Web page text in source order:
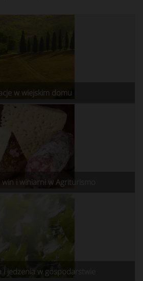
w wiejskim domu
i winiarni w Agriturismo
jedzenia w gospodarstwie